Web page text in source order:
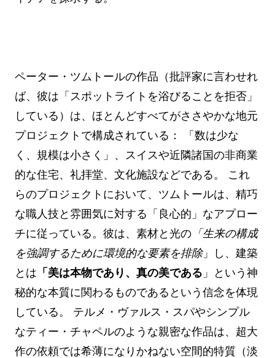
ペーター・ツムトールの作品（批評家に言わせれ
ば、彼は「スポットライトを浴びることを拒否」
している）は、ほとんどすべてがささやかな地元
プロジェクトで構成されている： 「数は少な
く、規模は小さく」、スイスや近隣諸国の非商業
的な住宅、礼拝堂、文化施設などである。 これ
らのプロジェクトにおいて、ツムトールは、精巧
な職人技と雰囲気に対する「良心的」なアプロー
チに従っている。彼は、素材と光の 「生来の構成
を強調するために環境的な要素を排除」し、建築
とは 「美は本物であり、真の美である 」という神
秘的な本質に関わるものであるという信念を体現
している。 テルメ・ヴァルス・スパやシンプル
なティー・チャペルのような親密な作品は、超大
作の依頼では希薄になりかねない空間的特質（淡